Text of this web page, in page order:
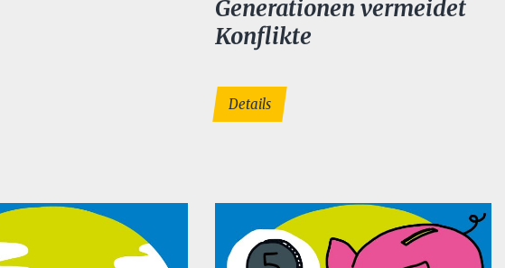
Generationen vermeidet
Konflikte
Details